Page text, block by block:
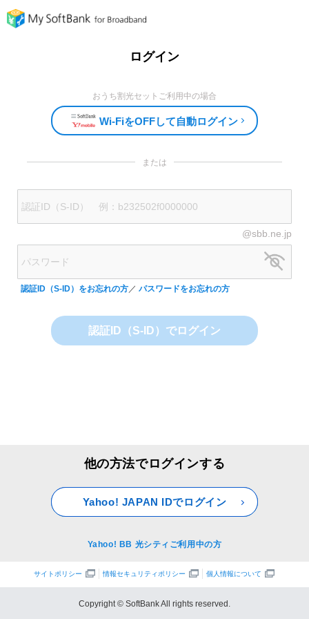
ログイン
おうち割光セットご利用中の場合
Wi-FiをOFFして自動ログイン
または
@sbb.ne.jp
認証ID（S-ID）をお忘れの方／ パスワードをお忘れの方
認証ID（S-ID）でログイン
他の方法でログインする
Yahoo! JAPAN IDでログイン
Yahoo! BB 光シティご利用中の方
サイトポリシー 情報セキュリティポリシー 個人情報について
Copyright © SoftBank All rights reserved.